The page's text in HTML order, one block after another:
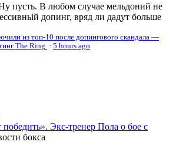
пусть. В любом случае мельдоний не
допинг, вряд ли дадут больше
из топ-10 после допингового скандала —
The Ring · 5 hours ago
Экс-тренер Пола о бое с